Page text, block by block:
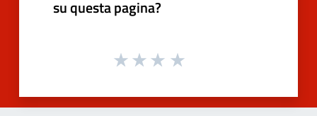
su questa pagina?